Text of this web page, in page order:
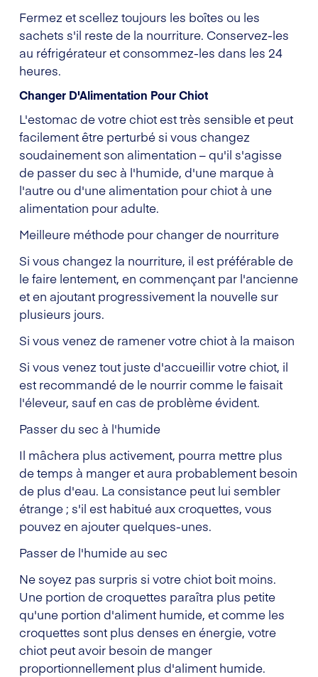
Fermez et scellez toujours les boîtes ou les
sachets s'il reste de la nourriture. Conservez-les
au réfrigérateur et consommez-les dans les 24
heures.
Changer D'Alimentation Pour Chiot
L'estomac de votre chiot est très sensible et peut
facilement être perturbé si vous changez
soudainement son alimentation – qu'il s'agisse
de passer du sec à l'humide, d'une marque à
l'autre ou d'une alimentation pour chiot à une
alimentation pour adulte.
Meilleure méthode pour changer de nourriture
Si vous changez la nourriture, il est préférable de
le faire lentement, en commençant par l'ancienne
et en ajoutant progressivement la nouvelle sur
plusieurs jours.
Si vous venez de ramener votre chiot à la maison
Si vous venez tout juste d'accueillir votre chiot, il
est recommandé de le nourrir comme le faisait
l'éleveur, sauf en cas de problème évident.
Passer du sec à l'humide
Il mâchera plus activement, pourra mettre plus
de temps à manger et aura probablement besoin
de plus d'eau. La consistance peut lui sembler
étrange ; s'il est habitué aux croquettes, vous
pouvez en ajouter quelques-unes.
Passer de l'humide au sec
Ne soyez pas surpris si votre chiot boit moins.
Une portion de croquettes paraîtra plus petite
qu'une portion d'aliment humide, et comme les
croquettes sont plus denses en énergie, votre
chiot peut avoir besoin de manger
proportionnellement plus d'aliment humide.